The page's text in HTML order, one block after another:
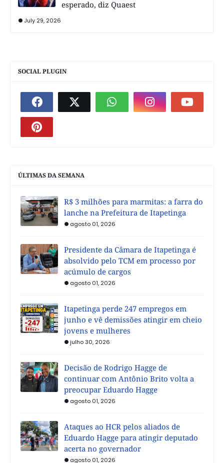
esperado, diz Quaest
July 29, 2026
SOCIAL PLUGIN
ÚLTIMAS DA SEMANA
R$ 3 milhões para marmitas: a farra do
lanche na Prefeitura de Itapetinga
agosto 01, 2026
Presidente da Câmara de Itapetinga é
absolvido pelo TCM em processo por
acúmulo de cargos
agosto 01, 2026
Itapetinga perde 247 empregos em
junho e vê demissões atingir em cheio
jovens e mulheres
julho 30, 2026
Decisão de Rodrigo Hagge de
continuar com Antônio Brito volta a
preocupar Eduardo Hagge
agosto 01, 2026
Ataques ao HCR pelos aliados de
Eduardo Hagge para atingir deputado
acerta no governador
agosto 01, 2026